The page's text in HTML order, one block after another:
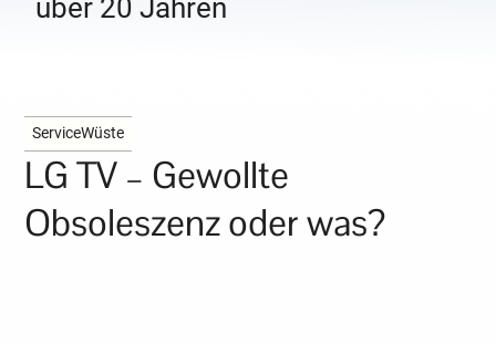
über 20 Jahren
ServiceWüste
LG TV – Gewollte
Obsoleszenz oder was?